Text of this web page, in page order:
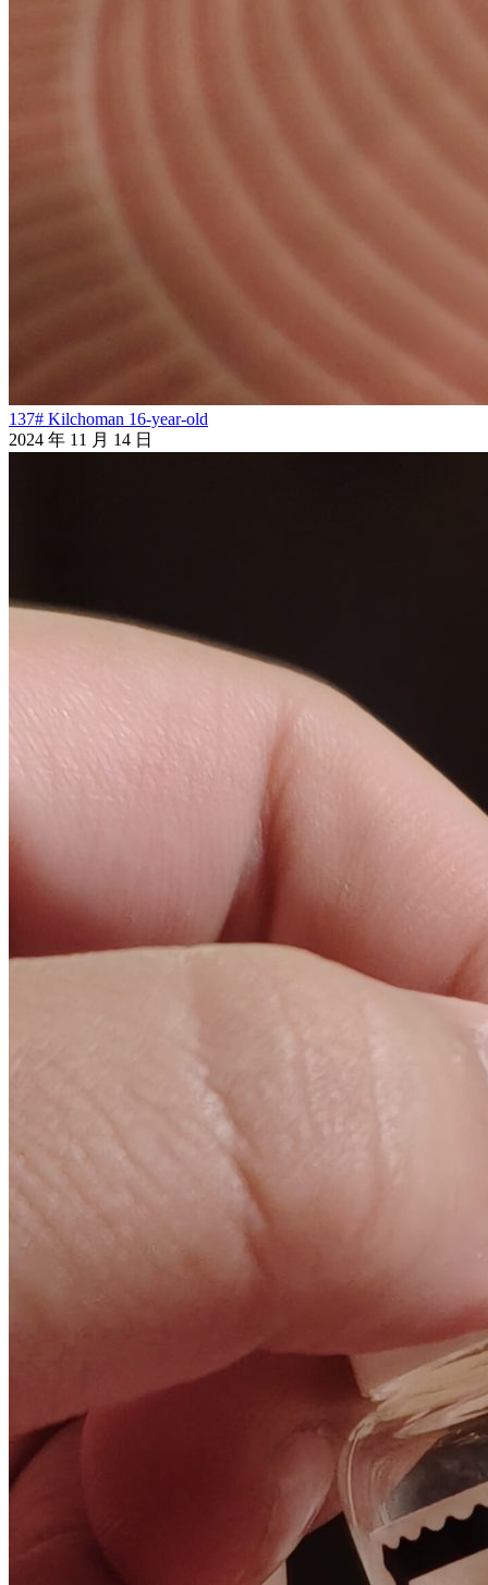
137# Kilchoman 16-year-old
2024 年 11 月 14 日